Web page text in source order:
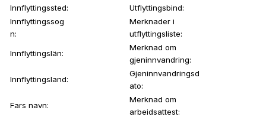
Innflyttingssted:
Utflyttingsbind:
Innflyttingssog
n:
Merknader i
utflyttingsliste:
Innflyttingslän:
Merknad om
gjeninnvandring:
Innflyttingsland:
Gjeninnvandringsd
ato:
Fars navn:
Merknad om
arbeidsattest: